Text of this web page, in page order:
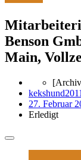
Benson
Main,
kekshund2011
27. Februar
Erledigt